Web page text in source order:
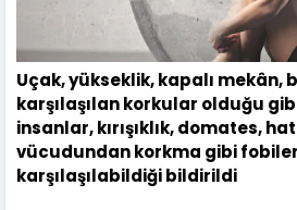
Uçak, yükseklik, kapalı mekân,
karşılaşılan korkular olduğu
insanlar, kırışıklık, domates,
vücudundan korkma gibi
karşılaşılabildiği bildirildi